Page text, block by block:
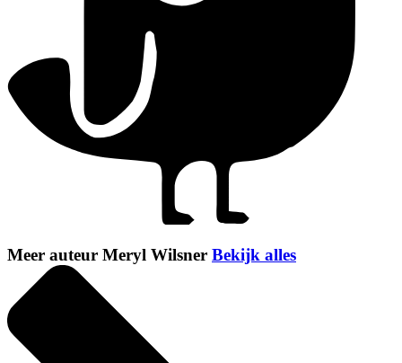
Meer auteur Meryl Wilsner Bekijk alles